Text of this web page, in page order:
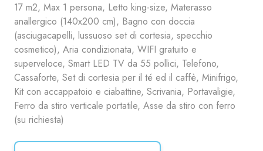
17 m2, Max 1 persona, Letto king-size, Materasso
anallergico (140x200 cm), Bagno con doccia
(asciugacapelli, lussuoso set di cortesia, specchio
cosmetico), Aria condizionata, WIFI gratuito e
superveloce, Smart LED TV da 55 pollici, Telefono,
Cassaforte, Set di cortesia per il té ed il caffè, Minifrigo,
Kit con accappatoio e ciabattine, Scrivania, Portavaligie,
Ferro da stiro verticale portatile, Asse da stiro con ferro
(su richiesta)